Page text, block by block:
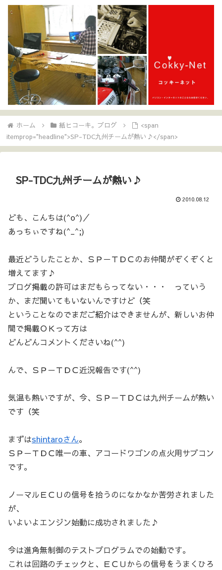
ホーム 紙ヒコーキ。ブログ
<span
itemprop="headline">SP-TDC九州チームが熱い♪</span>
SP-TDC九州チームが熱い♪
2010.08.12
ども、こんちは(^o^)／
あっちぃですね(^_^;)
最近どうしたことか、ＳＰ－ＴＤＣのお仲間がぞくぞくと
増えてます♪
ブログ掲載の許可はまだもらってない・・・ っていう
か、まだ聞いてもいないんですけど（笑
ということなのでまだご紹介はできませんが、新しいお仲
間で掲載ＯＫって方は
どんどんコメントくださいね(^^)
んで、ＳＰ－ＴＤＣ近況報告です(^^)
気温も熱いですが、今、ＳＰ－ＴＤＣは九州チームが熱い
です（笑
まずはshintaroさん。
ＳＰ－ＴＤＣ唯一の車、アコードワゴンの点火用サブコン
です。
ノーマルＥＣＵの信号を拾うのになかなか苦労されました
が、
いよいよエンジン始動に成功されました♪
今は進角無制御のテストプログラムでの始動です。
これは回路のチェックと、ＥＣＵからの信号をうまくひろ